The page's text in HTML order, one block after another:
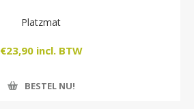
Platzmat
€23,90 incl. BTW
BESTEL NU!